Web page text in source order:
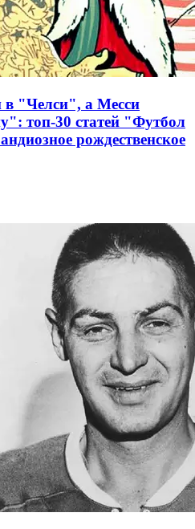
в "Челси", а Месси
топ-30 статей "Футбол
рождественское